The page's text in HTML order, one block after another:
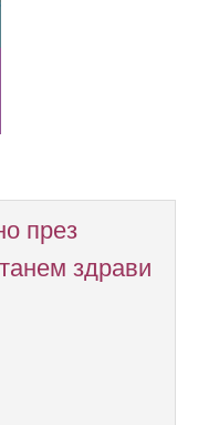
през
здрави